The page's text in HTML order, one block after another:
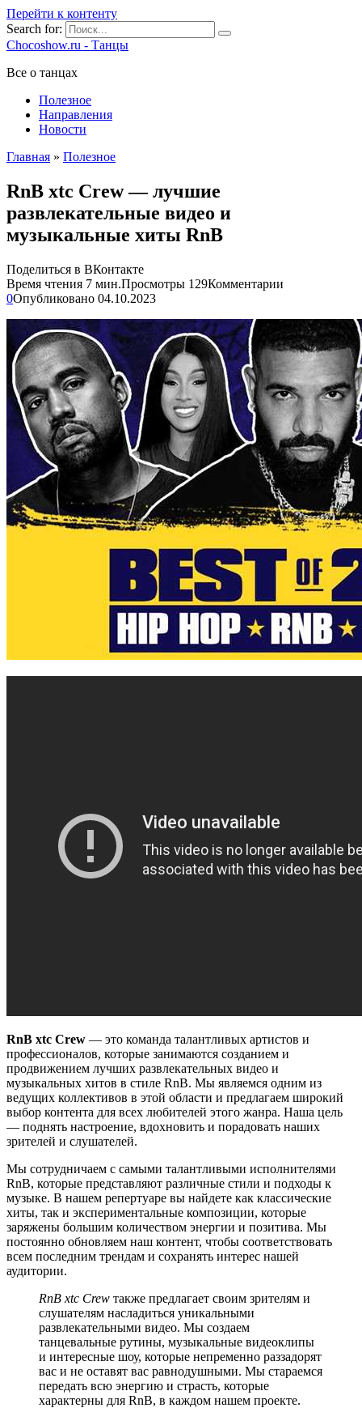
Перейти к контенту
Search for:
Chocoshow.ru - Танцы
Все о танцах
Полезное
Направления
Новости
Главная » Полезное
RnB xtc Crew — лучшие
развлекательные видео и
музыкальные хиты RnB
Поделиться в ВКонтакте
Время чтения 7 мин.Просмотры 129Комментарии
0Опубликовано 04.10.2023
RnB xtc Crew — это команда талантливых артистов и
профессионалов, которые занимаются созданием и
продвижением лучших развлекательных видео и
музыкальных хитов в стиле RnB. Мы являемся одним из
ведущих коллективов в этой области и предлагаем широкий
выбор контента для всех любителей этого жанра. Наша цель
— поднять настроение, вдохновить и порадовать наших
зрителей и слушателей.
Мы сотрудничаем с самыми талантливыми исполнителями
RnB, которые представляют различные стили и подходы к
музыке. В нашем репертуаре вы найдете как классические
хиты, так и экспериментальные композиции, которые
заряжены большим количеством энергии и позитива. Мы
постоянно обновляем наш контент, чтобы соответствовать
всем последним трендам и сохранять интерес нашей
аудитории.
RnB xtc Crew также предлагает своим зрителям и
слушателям насладиться уникальными
развлекательными видео. Мы создаем
танцевальные рутины, музыкальные видеоклипы
и интересные шоу, которые непременно раззадорят
вас и не оставят вас равнодушными. Мы стараемся
передать всю энергию и страсть, которые
характерны для RnB, в каждом нашем проекте.